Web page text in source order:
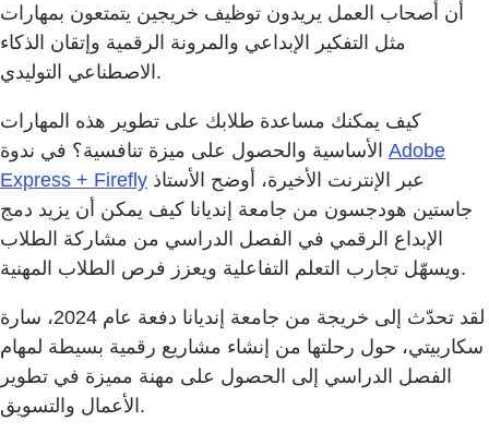
أن أصحاب العمل يريدون توظيف خريجين يتمتعون بمهارات
مثل التفكير الإبداعي والمرونة الرقمية وإتقان الذكاء
الاصطناعي التوليدي.
كيف يمكنك مساعدة طلابك على تطوير هذه المهارات
Adobe
Express + Firefly
جاستين هودجسون من جامعة إنديانا كيف يمكن أن يزيد دمج
الإبداع الرقمي في الفصل الدراسي من مشاركة الطلاب
ويسهّل تجارب التعلم التفاعلية ويعزز فرص الطلاب المهنية.
لقد تحدّث إلى خريجة من جامعة إنديانا دفعة عام 2024، سارة
سكاربيتي، حول رحلتها من إنشاء مشاريع رقمية بسيطة لمهام
الفصل الدراسي إلى الحصول على مهنة مميزة في تطوير
الأعمال والتسويق.